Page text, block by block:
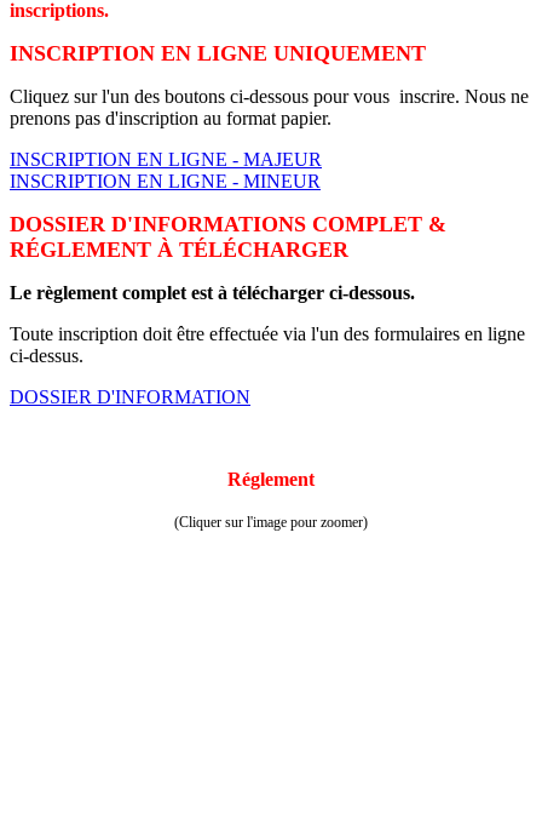
inscriptions.
INSCRIPTION EN LIGNE UNIQUEMENT
Cliquez sur l'un des boutons ci-dessous pour vous inscrire. Nous ne
prenons pas d'inscription au format papier.
INSCRIPTION EN LIGNE - MAJEUR
INSCRIPTION EN LIGNE - MINEUR
DOSSIER D'INFORMATIONS COMPLET &
RÉGLEMENT À TÉLÉCHARGER
Le règlement complet est à télécharger ci-dessous.
Toute inscription doit être effectuée via l'un des formulaires en ligne
ci-dessus.
DOSSIER D'INFORMATION
Réglement
(Cliquer sur l'image pour zoomer)